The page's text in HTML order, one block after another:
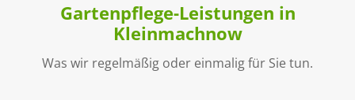
Gartenpflege-Leistungen in
Kleinmachnow
Was wir regelmäßig oder einmalig für Sie tun.